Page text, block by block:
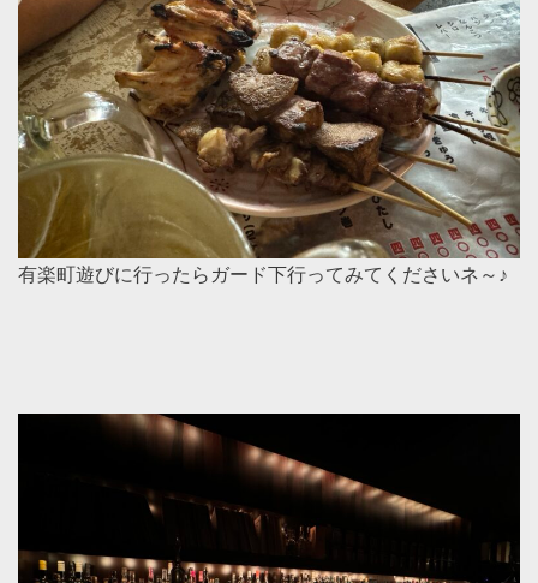
有楽町遊びに行ったらガード下行ってみてくださいネ～♪